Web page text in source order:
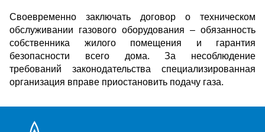
Своевременно заключать договор о техническом
обслуживании газового оборудования – обязанность
собственника жилого помещения и гарантия
безопасности всего дома. За несоблюдение
требований законодательства специализированная
организация вправе приостановить подачу газа.